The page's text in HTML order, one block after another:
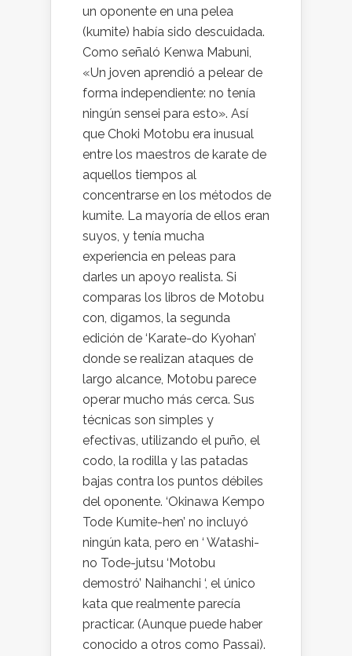
un oponente en una pelea
(kumite) había sido descuidada.
Como señaló Kenwa Mabuni,
«Un joven aprendió a pelear de
forma independiente: no tenía
ningún sensei para esto». Así
que Choki Motobu era inusual
entre los maestros de karate de
aquellos tiempos al
concentrarse en los métodos de
kumite. La mayoría de ellos eran
suyos, y tenía mucha
experiencia en peleas para
darles un apoyo realista. Si
comparas los libros de Motobu
con, digamos, la segunda
edición de ‘Karate-do Kyohan’
donde se realizan ataques de
largo alcance, Motobu parece
operar mucho más cerca. Sus
técnicas son simples y
efectivas, utilizando el puño, el
codo, la rodilla y las patadas
bajas contra los puntos débiles
del oponente. ‘Okinawa Kempo
Tode Kumite-hen’ no incluyó
ningún kata, pero en ‘ Watashi-
no Tode-jutsu ‘Motobu
demostró’ Naihanchi ‘, el único
kata que realmente parecía
practicar. (Aunque puede haber
conocido a otros como Passai).